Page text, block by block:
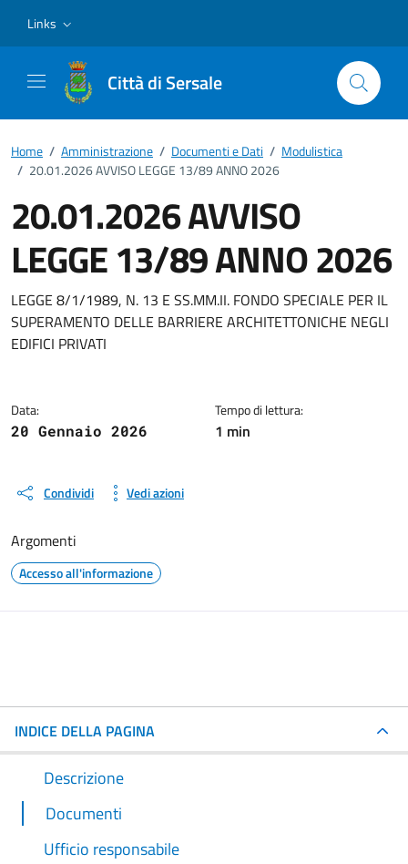
Links
Città di Sersale
Home / Amministrazione / Documenti e Dati / Modulistica
/ 20.01.2026 AVVISO LEGGE 13/89 ANNO 2026
20.01.2026 AVVISO
LEGGE 13/89 ANNO 2026
Dettagli del documento
LEGGE 8/1/1989, N. 13 E SS.MM.II. FONDO SPECIALE PER IL
SUPERAMENTO DELLE BARRIERE ARCHITETTONICHE NEGLI
EDIFICI PRIVATI
Data:
20 Gennaio 2026
Tempo di lettura:
1 min
Condividi Vedi azioni
Argomenti
Accesso all'informazione
INDICE DELLA PAGINA
Descrizione
Documenti
Ufficio responsabile